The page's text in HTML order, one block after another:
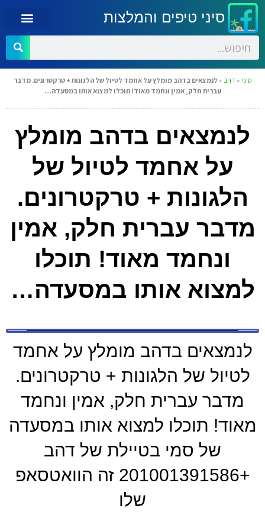
סיני טיפים והמלצות
סיני »דהב » לנמצאים בדהב מומלץ על אחמד לטיול של הלגונות + טרקטרונים. מדבר
עברית חלק, אמין ונחמד מאוד! תוכלו למצוא אותו במסעדה…
לנמצאים בדהב מומלץ
על אחמד לטיול של
הלגונות + טרקטרונים.
מדבר עברית חלק, אמין
ונחמד מאוד! תוכלו
למצוא אותו במסעדה…
לנמצאים בדהב מומלץ על אחמד
לטיול של הלגונות + טרקטרונים.
מדבר עברית חלק, אמין ונחמד
מאוד! תוכלו למצוא אותו במסעדה
של סמי בטיילת של דהב
+201001391586 זה הוואטסאפ
שלו